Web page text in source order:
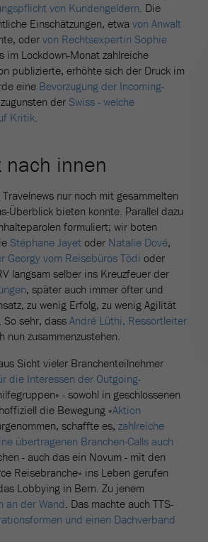
von Kundengeldern. Die
Einschätzungen, etwa von Anwalt
oder von Rechtsexpertin Sophie
im Lockdown-Monat zahlreiche
publizierte, erhöhte sich der Druck im
eine Bevorzugung der Incoming-
derSwiss - welche
Kritik.
innen
nur noch mit gesammelten
Überblick bieten konnte. Parallel dazu
formuliert; wir boten
Stéphane Jayet oder Natalie Dové,
Georgy vom Reisebüros Tödi oder
langsam selber ins Kreuzfeuer der
, später auch immer öfter und
zu wenig Erfolg, zu wenig Agilität
sehr, dassAndré Lüthi, Ressortleiter
nun zusammenzustehen.
Sicht vieler Branchenteilnehmer
die Interessen der Outgoing-
- sowohl in geschlossenen
die Bewegung «Aktion
schaffte es, zahlreiche
übertragenen Branchen-Calls auch
- auch das ein Novum - mit den
Reisebranche» ins Leben gerufen
Lobbying in Bern. Zu jenem
an der Wand. Das machte auch TTS-
und einen Dachverband